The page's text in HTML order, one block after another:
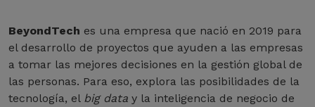
BeyondTech es una empresa que nació en 2019 para
el desarrollo de proyectos que ayuden a las empresas
a tomar las mejores decisiones en la gestión global de
las personas. Para eso, explora las posibilidades de la
tecnología, el big data y la inteligencia de negocio de